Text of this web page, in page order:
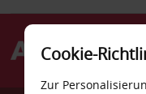
Cookie-
Zur